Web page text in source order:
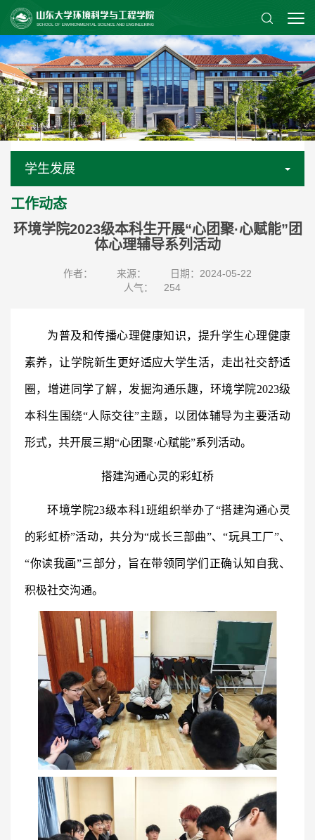
学生发展
工作动态
环境学院2023级本科生开展“心团聚·心赋能”团
体心理辅导系列活动
作者： 来源：
日期：2024-05-22
人气：
254
为普及和传播心理健康知识，提升学生心理健康
素养，让学院新生更好适应大学生活，走出社交舒适
圈，增进同学了解，发掘沟通乐趣，环境学院2023级
本科生围绕“人际交往”主题，以团体辅导为主要活动
形式，共开展三期“心团聚·心赋能”系列活动。
搭建沟通心灵的彩虹桥
环境学院23级本科1班组织举办了“搭建沟通心灵
的彩虹桥”活动，共分为“成长三部曲”、“玩具工厂”、
“你读我画”三部分，旨在带领同学们正确认知自我、
积极社交沟通。